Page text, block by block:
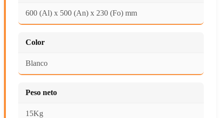
600 (Al) x 500 (An) x 230 (Fo) mm
Color
Blanco
Peso neto
15Kg